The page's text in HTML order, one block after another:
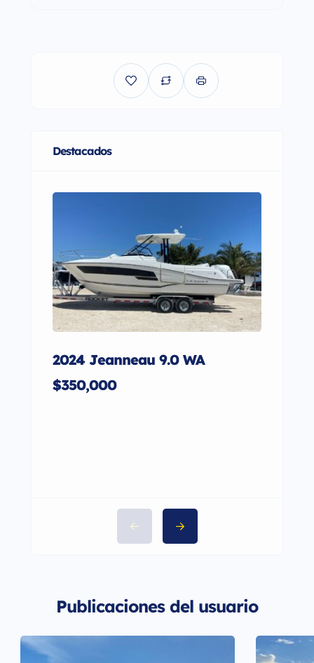
Destacados
2024 Jeanneau 9.0 WA
$350,000
Publicaciones del usuario